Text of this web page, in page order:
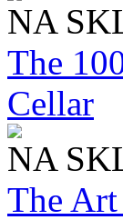
NA
The
Cellar
NA
The